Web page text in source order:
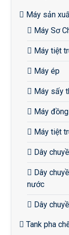
Máy sản
Máy Sơ
Máy tiệt
Máy ép
Máy sấy
Máy
Máy tiệt
Dây
Dây
nước
Dây
Tank pha